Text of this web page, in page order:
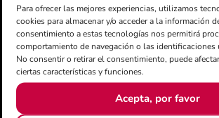
Para ofrecer las mejores experiencias, utilizamos
cookies para almacenar y/o acceder a la información
consentimiento a estas tecnologías nos permitirá
comportamiento de navegación o las identificaciones
No consentir o retirar el consentimiento, puede
ciertas características y funciones.
Acepta, por favor
Música i Poble 152